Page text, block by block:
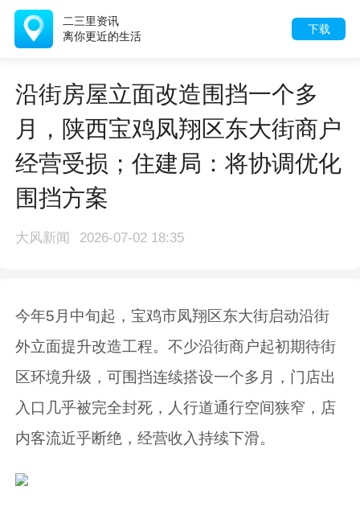
下载
二三里资讯
离你更近的生活
沿街房屋立面改造围挡一个多
月，陕西宝鸡凤翔区东大街商户
经营受损；住建局：将协调优化
围挡方案
大风新闻 2026-07-02 18:35
今年5月中旬起，宝鸡市凤翔区东大街启动沿街
外立面提升改造工程。不少沿街商户起初期待街
区环境升级，可围挡连续搭设一个多月，门店出
入口几乎被完全封死，人行道通行空间狭窄，店
内客流近乎断绝，经营收入持续下滑。